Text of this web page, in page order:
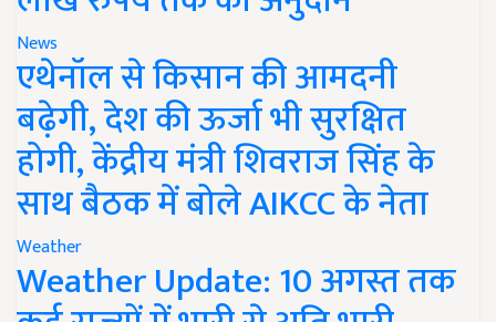
News
एथेनॉल से किसान की आमदनी
बढ़ेगी, देश की ऊर्जा भी सुरक्षित
होगी, केंद्रीय मंत्री शिवराज सिंह के
साथ बैठक में बोले AIKCC के नेता
Weather
Weather Update: 10 अगस्त तक